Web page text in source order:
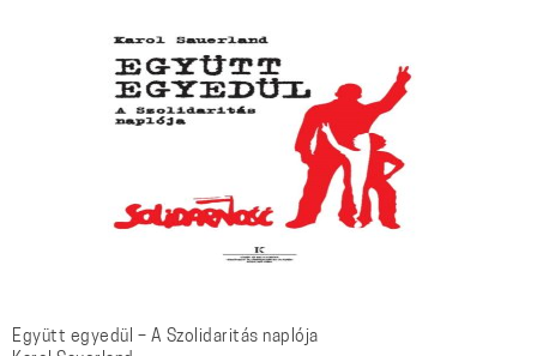
Együtt egyedül – A Szolidaritás naplója